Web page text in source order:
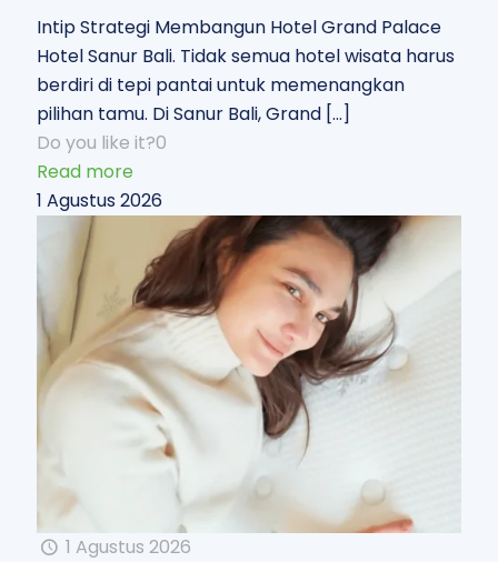
Intip Strategi Membangun Hotel Grand Palace
Hotel Sanur Bali. Tidak semua hotel wisata harus
berdiri di tepi pantai untuk memenangkan
pilihan tamu. Di Sanur Bali, Grand […]
Do you like it?0
Read more
1 Agustus 2026
1 Agustus 2026